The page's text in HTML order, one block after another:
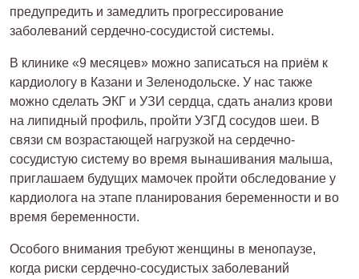
предупредить и замедлить прогрессирование
заболеваний сердечно-сосудистой системы.
В клинике «9 месяцев» можно записаться на приём к
кардиологу в Казани и Зеленодольске. У нас также
можно сделать ЭКГ и УЗИ сердца, сдать анализ крови
на липидный профиль, пройти УЗГД сосудов шеи. В
связи см возрастающей нагрузкой на сердечно-
сосудистую систему во время вынашивания малыша,
приглашаем будущих мамочек пройти обследование у
кардиолога на этапе планирования беременности и во
время беременности.
Особого внимания требуют женщины в менопаузе,
когда риски сердечно-сосудистых заболеваний